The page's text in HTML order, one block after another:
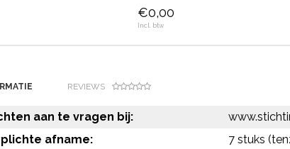
€0,00
Incl. btw
REVIEWS
aan te vragen bij:
afname:
7 stuks